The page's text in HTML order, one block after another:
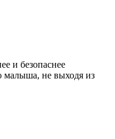
и безопаснее
малыша, не выходя из